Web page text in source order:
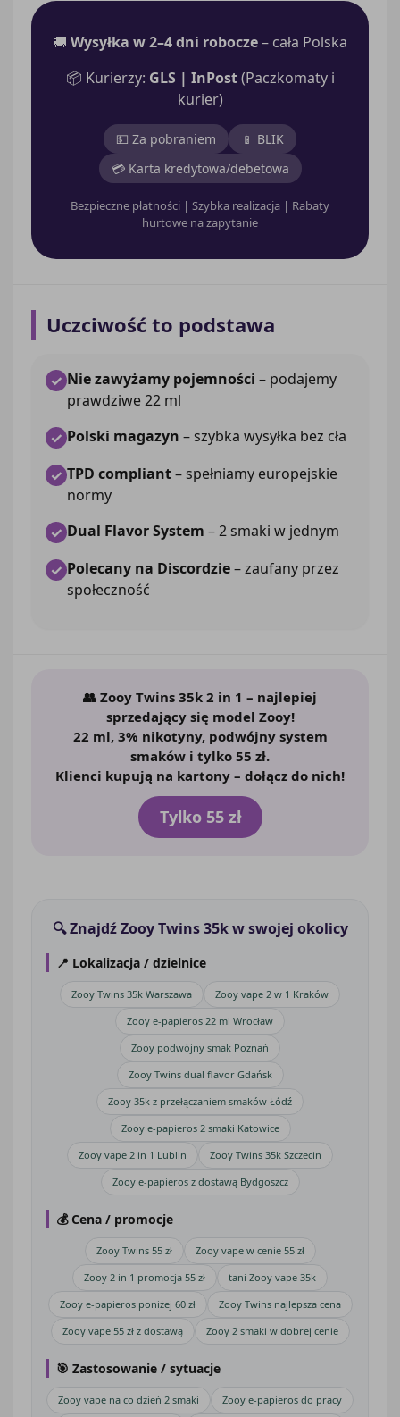
🚚 Wysyłka w 2–4 dni robocze– cała Polska
📦 Kurierzy: GLS | InPost(Paczkomaty i
kurier)
💵 Za pobraniem
📱 BLIK
💳 Karta kredytowa/debetowa
Bezpieczne płatności | Szybka realizacja | Rabaty
hurtowe na zapytanie
Uczciwość to podstawa
✓ Nie zawyżamy pojemności – podajemy
prawdziwe 22 ml
✓ Polski magazyn – szybka wysyłka bez cła
✓ TPD compliant– spełniamy europejskie
normy
✓ Dual Flavor System – 2 smaki w jednym
✓ Polecany na Discordzie– zaufany przez
społeczność
👥 Zooy Twins 35k 2 in 1 – najlepiej
sprzedający się model Zooy!
22 ml, 3% nikotyny, podwójny system
smaków i tylko 55 zł.
Klienci kupują na kartony – dołącz do nich!
Tylko 55 zł
🔍 Znajdź Zooy Twins 35k w swojej okolicy
📍 Lokalizacja / dzielnice
Zooy Twins 35k Warszawa
Zooy vape 2 w 1 Kraków
Zooy e-papieros 22 ml Wrocław
Zooy podwójny smak Poznań
Zooy Twins dual flavor Gdańsk
Zooy 35k z przełączaniem smaków Łódź
Zooy e-papieros 2 smaki Katowice
Zooy vape 2 in 1 Lublin
Zooy Twins 35k Szczecin
Zooy e-papieros z dostawą Bydgoszcz
💰 Cena / promocje
Zooy Twins 55 zł
Zooy vape w cenie 55 zł
Zooy 2 in 1 promocja 55 zł
tani Zooy vape 35k
Zooy e-papieros poniżej 60 zł
Zooy Twins najlepsza cena
Zooy vape 55 zł z dostawą
Zooy 2 smaki w dobrej cenie
🎯 Zastosowanie / sytuacje
Zooy vape na co dzień 2 smaki
Zooy e-papieros do pracy